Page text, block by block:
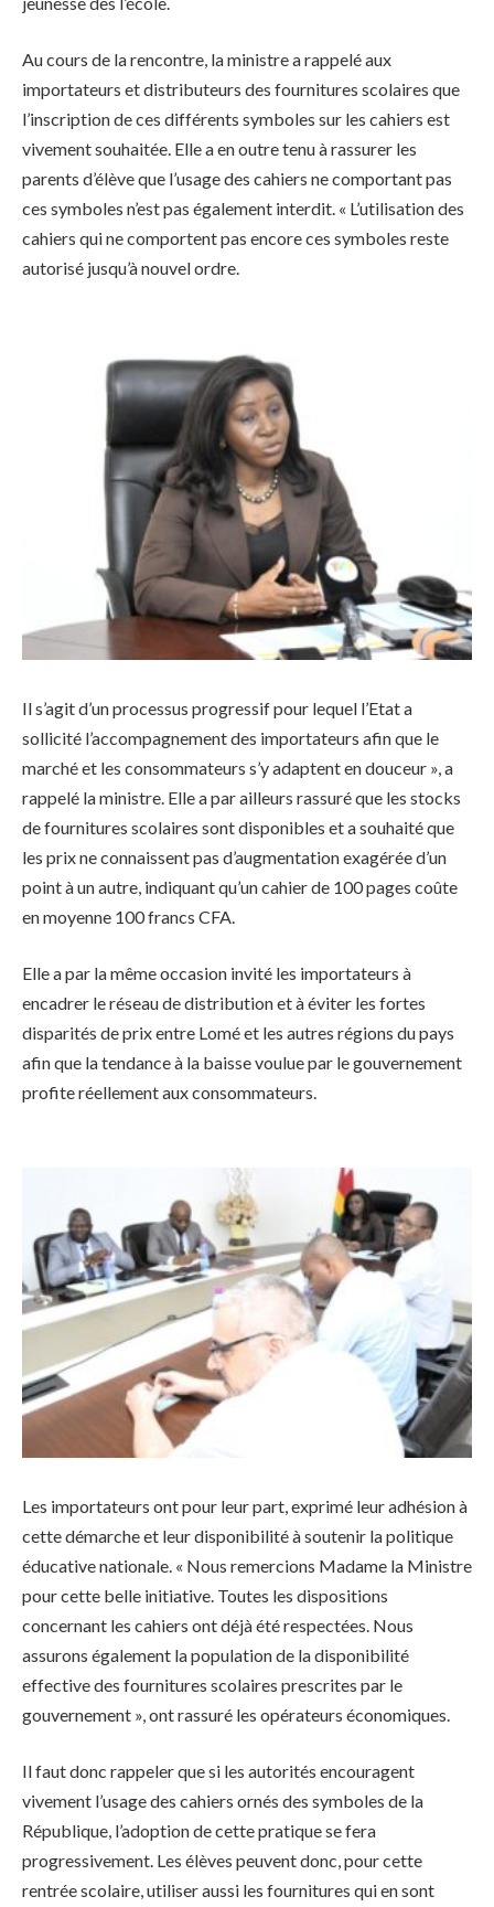
Au cours de la rencontre, la ministre a rappelé aux
importateurs et distributeurs des fournitures scolaires que
l’inscription de ces différents symboles sur les cahiers est
vivement souhaitée. Elle a en outre tenu à rassurer les
parents d’élève que l’usage des cahiers ne comportant pas
ces symboles n’est pas également interdit. « L’utilisation des
cahiers qui ne comportent pas encore ces symboles reste
autorisé jusqu’à nouvel ordre.
Il s’agit d’un processus progressif pour lequel l’Etat a
sollicité l’accompagnement des importateurs afin que le
marché et les consommateurs s’y adaptent en douceur », a
rappelé la ministre. Elle a par ailleurs rassuré que les stocks
de fournitures scolaires sont disponibles et a souhaité que
les prix ne connaissent pas d’augmentation exagérée d’un
point à un autre, indiquant qu’un cahier de 100 pages coûte
en moyenne 100 francs CFA.
Elle a par la même occasion invité les importateurs à
encadrer le réseau de distribution et à éviter les fortes
disparités de prix entre Lomé et les autres régions du pays
afin que la tendance à la baisse voulue par le gouvernement
profite réellement aux consommateurs.
Les importateurs ont pour leur part, exprimé leur adhésion à
cette démarche et leur disponibilité à soutenir la politique
éducative nationale. « Nous remercions Madame la Ministre
pour cette belle initiative. Toutes les dispositions
concernant les cahiers ont déjà été respectées. Nous
assurons également la population de la disponibilité
effective des fournitures scolaires prescrites par le
gouvernement », ont rassuré les opérateurs économiques.
Il faut donc rappeler que si les autorités encouragent
vivement l’usage des cahiers ornés des symboles de la
République, l’adoption de cette pratique se fera
progressivement. Les élèves peuvent donc, pour cette
rentrée scolaire, utiliser aussi les fournitures qui en sont